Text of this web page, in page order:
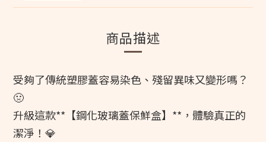
商品描述
受夠了傳統塑膠蓋容易染色、殘留異味又變形嗎？
🤢
升級這款**【鋼化玻璃蓋保鮮盒】**，體驗真正的
潔淨！💎